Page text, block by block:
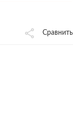
Сравнить